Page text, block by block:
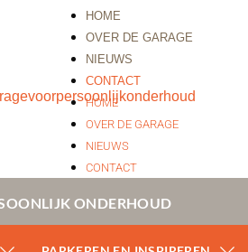
HOME
OVER DE GARAGE
NIEUWS
CONTACT
HOME
OVER DE GARAGE
NIEUWS
CONTACT
ONDERHOUD